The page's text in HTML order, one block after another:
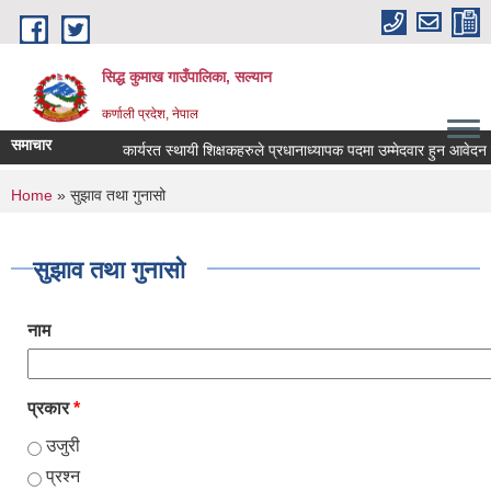
Skip to main content
सिद्ध कुमाख गाउँपालिका, सल्यान
कर्णाली प्रदेश, नेपाल
समाचार कार्यरत स्थायी शिक्षकहरुले प्रधानाध्यापक पदमा उम्मेदवार हुन आवेदन
You are here
Home » सुझाव तथा गुनासो
सुझाव तथा गुनासो
नाम
प्रकार*
उजुरी
प्रश्न